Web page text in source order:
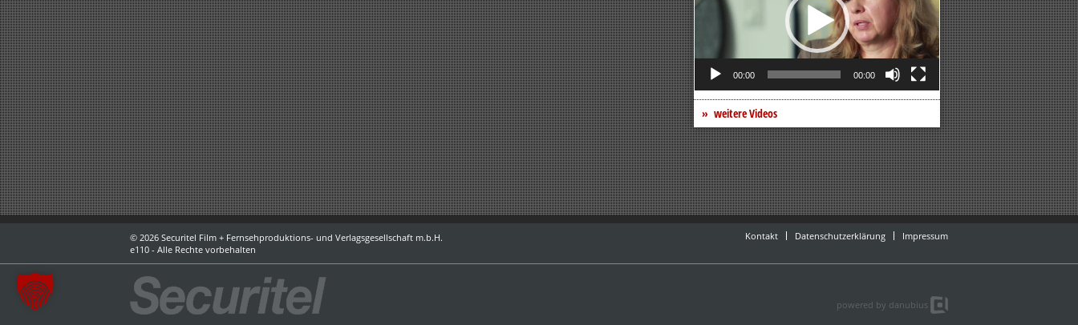
00:00 00:00
weitere Videos
© 2026 Securitel Film + Fernsehproduktions- und Verlagsgesellschaft m.b.H.
e110 - Alle Rechte vorbehalten
Kontakt Datenschutzerklärung Impressum
powered by danubius